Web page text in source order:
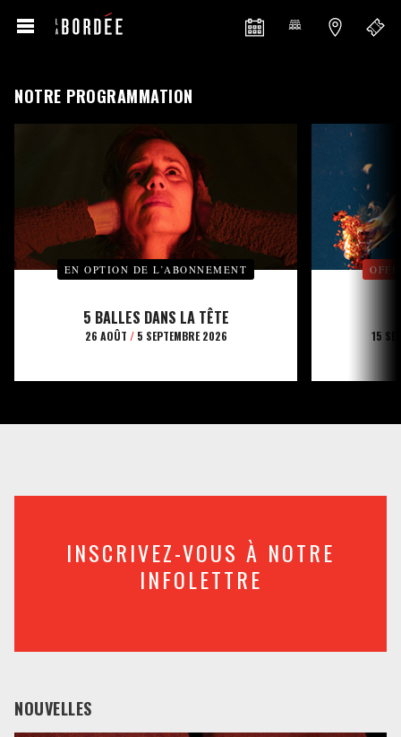
NOTRE PROGRAMMATION
EN OPTION DE L’ABONNEMENT
5 BALLES DANS LA TÊTE
26 AOÛT /5 SEPTEMBRE 2026 15
INSCRIVEZ-VOUS À NOTRE
INFOLETTRE
NOUVELLES